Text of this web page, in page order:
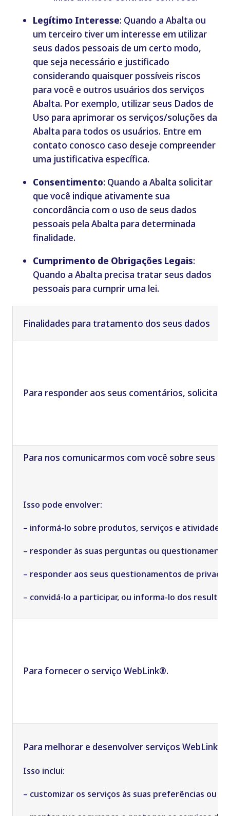
Legítimo Interesse: Quando a Abalta ou
um terceiro tiver um interesse em utilizar
seus dados pessoais de um certo modo,
que seja necessário e justificado
considerando quaisquer possíveis riscos
para você e outros usuários dos serviços
Abalta. Por exemplo, utilizar seus Dados de
Uso para aprimorar os serviços/soluções da
Abalta para todos os usuários. Entre em
contato conosco caso deseje compreender
uma justificativa específica.
Consentimento: Quando a Abalta solicitar
que você indique ativamente sua
concordância com o uso de seus dados
pessoais pela Abalta para determinada
finalidade.
Cumprimento de Obrigações Legais:
Quando a Abalta precisa tratar seus dados
pessoais para cumprir uma lei.
Finalidades para tratamento dos seus dados
Para responder aos seus comentários,
Para nos comunicarmos com você sobre seus
Isso pode envolver:
– informá-lo sobre produtos, serviços e atividades
– responder às suas perguntas ou
– responder aos seus questionamentos de
– convidá-lo a participar, ou informa-lo dos
Para fornecer o serviço WebLink®.
Para melhorar e desenvolver serviços WebLink®.
Isso inclui:
– customizar os serviços às suas preferências ou